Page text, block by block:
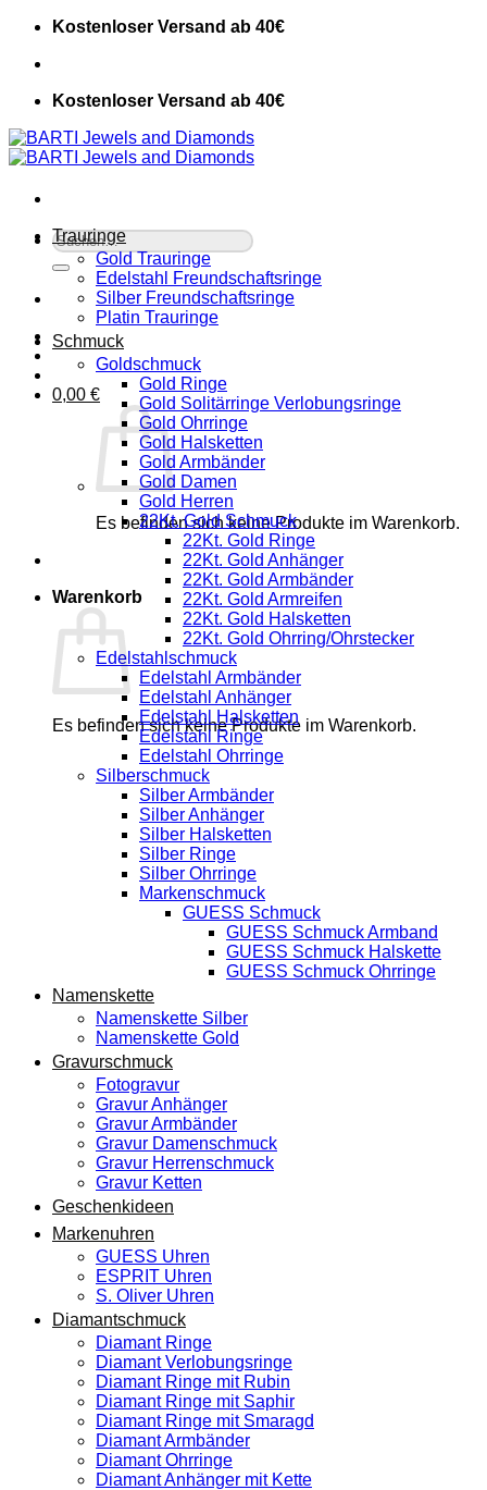
Zum
springen
Kostenloser Versand ab 40€
Kostenloser Versand ab 40€
Suche
nach:
0,00 €
Es befinden sich keine Produkte im Warenkorb.
Warenkorb
Es befinden sich keine Produkte im Warenkorb.
Trauringe
Gold Trauringe
Edelstahl Freundschaftsringe
Silber Freundschaftsringe
Platin Trauringe
Schmuck
Goldschmuck
Gold Ringe
Gold Solitärringe Verlobungsringe
Gold Ohrringe
Gold Halsketten
Gold Armbänder
Gold Damen
Gold Herren
22Kt. Gold Schmuck
22Kt. Gold Ringe
22Kt. Gold Anhänger
22Kt. Gold Armbänder
22Kt. Gold Armreifen
22Kt. Gold Halsketten
22Kt. Gold Ohrring/Ohrstecker
Edelstahlschmuck
Edelstahl Armbänder
Edelstahl Anhänger
Edelstahl Halsketten
Edelstahl Ringe
Edelstahl Ohrringe
Silberschmuck
Silber Armbänder
Silber Anhänger
Silber Halsketten
Silber Ringe
Silber Ohrringe
Markenschmuck
GUESS Schmuck
GUESS Schmuck Armband
GUESS Schmuck Halskette
GUESS Schmuck Ohrringe
Namenskette
Namenskette Silber
Namenskette Gold
Gravurschmuck
Fotogravur
Gravur Anhänger
Gravur Armbänder
Gravur Damenschmuck
Gravur Herrenschmuck
Gravur Ketten
Geschenkideen
Markenuhren
GUESS Uhren
ESPRIT Uhren
S. Oliver Uhren
Diamantschmuck
Diamant Ringe
Diamant Verlobungsringe
Diamant Ringe mit Rubin
Diamant Ringe mit Saphir
Diamant Ringe mit Smaragd
Diamant Armbänder
Diamant Ohrringe
Diamant Anhänger mit Kette